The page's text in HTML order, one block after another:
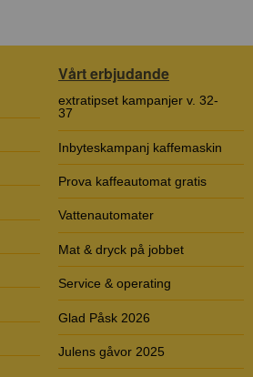
Vårt erbjudande
extratipset kampanjer v. 32-
37
Inbyteskampanj kaffemaskin
Prova kaffeautomat gratis
Vattenautomater
Mat & dryck på jobbet
Service & operating
Glad Påsk 2026
Julens gåvor 2025